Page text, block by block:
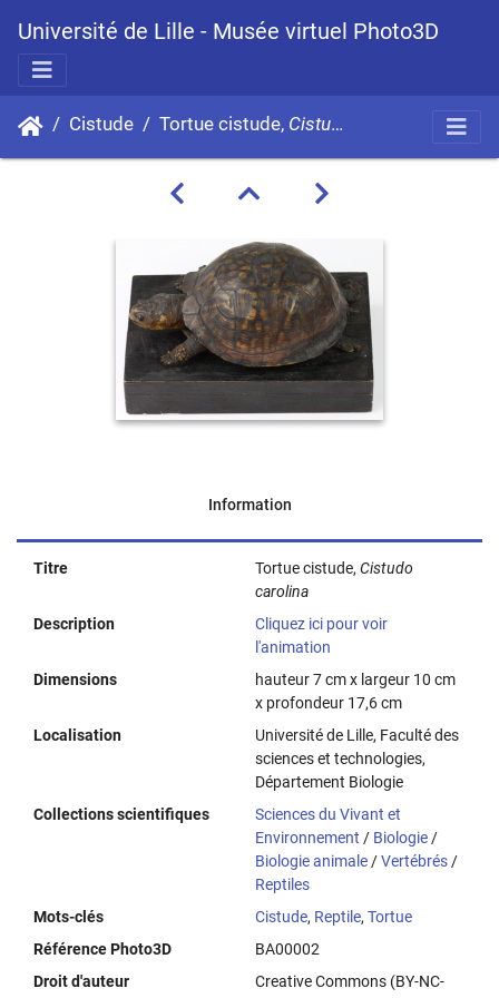
Université de Lille - Musée virtuel Photo3D
Cistude Tortue cistude, Cistudo carolina
Information
Titre Tortue cistude, Cistudo
carolina
Description
Cliquez ici pour voir
l'animation
Dimensions
hauteur 7 cm x largeur 10 cm
x profondeur 17,6 cm
Localisation
Université de Lille, Faculté des
sciences et technologies,
Département Biologie
Collections scientifiques
Sciences du Vivant et
Environnement / Biologie/
Biologie animale/Vertébrés/
Reptiles
Mots-clés
Cistude, Reptile, Tortue
Référence Photo3D
BA00002
Droit d'auteur
Creative Commons (BY-NC-